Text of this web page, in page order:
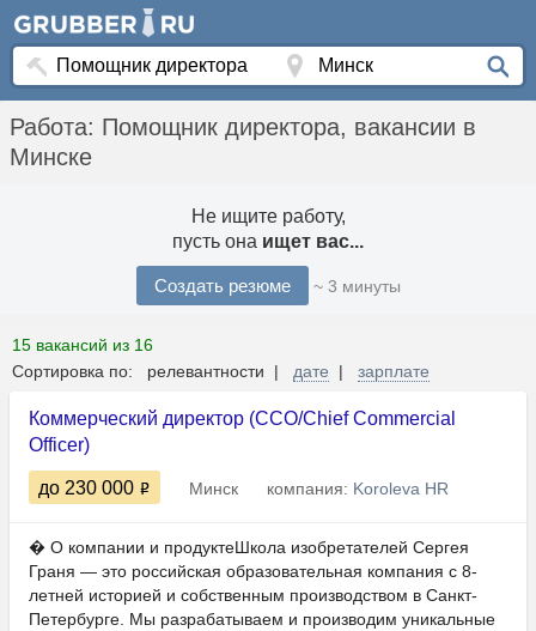
Работа: Помощник директора, вакансии в
Минске
Не ищите работу,
пусть она ищет вас...
Создать резюме ~ 3 минуты
15 вакансий из 16
Сортировка по: релевантности | дате | зарплате
Коммерческий директор (CCO/Chief Commercial
Officer)
до 230 000 Минск компания: Koroleva HR
� О компании и продуктеШкола изобретателей Сергея
Граня — это российская образовательная компания с 8-
летней историей и собственным производством в Санкт-
Петербурге. Мы разрабатываем и производим уникальные